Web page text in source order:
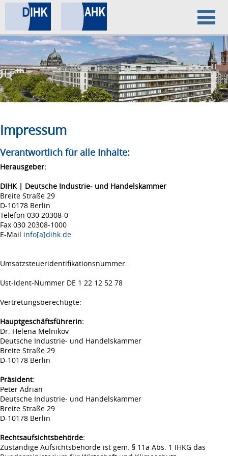
Home
Datenschutz
Impressum
Impressum
Verantwortlich für alle Inhalte:
Herausgeber:
DIHK | Deutsche Industrie- und Handelskammer
Breite Straße 29
D-10178 Berlin
Telefon 030 20308-0
Fax 030 20308-1000
E-Mail info[a]dihk.de
Umsatzsteueridentifikationsnummer:
Ust-Ident-Nummer DE 1 22 12 52 78
Vertretungsberechtigte:
Hauptgeschäftsführerin:
Dr. Helena Melnikov
Deutsche Industrie- und Handelskammer
Breite Straße 29
D-10178 Berlin
Präsident:
Peter Adrian
Deutsche Industrie- und Handelskammer
Breite Straße 29
D-10178 Berlin
Rechtsaufsichtsbehörde:
Zuständige Aufsichtsbehörde ist gem. § 11a Abs. 1 IHKG das